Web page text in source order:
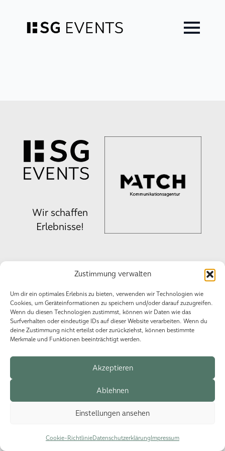
Zustimmung verwalten
Um dir ein optimales Erlebnis zu bieten, verwenden wir Technologien wie
Cookies, um Geräteinformationen zu speichern und/oder darauf zuzugreifen.
Wenn du diesen Technologien zustimmst, können wir Daten wie das
Surfverhalten oder eindeutige IDs auf dieser Website verarbeiten. Wenn du
deine Zustimmung nicht erteilst oder zurückziehst, können bestimmte
Merkmale und Funktionen beeinträchtigt werden.
Akzeptieren
Ablehnen
Einstellungen ansehen
Cookie-RichtlinieDatenschutzerklärung Impressum
springen
Wir schaffen
Erlebnisse!
© 2026 HSG Events.